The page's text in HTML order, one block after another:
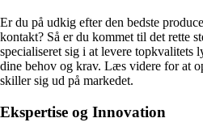
Er du på udkig efter den bedste
kontakt? Så er du kommet til det rette
specialiseret sig i at levere topkvalitets
dine behov og krav. Læs videre for at
skiller sig ud på markedet.
Ekspertise og Innovation